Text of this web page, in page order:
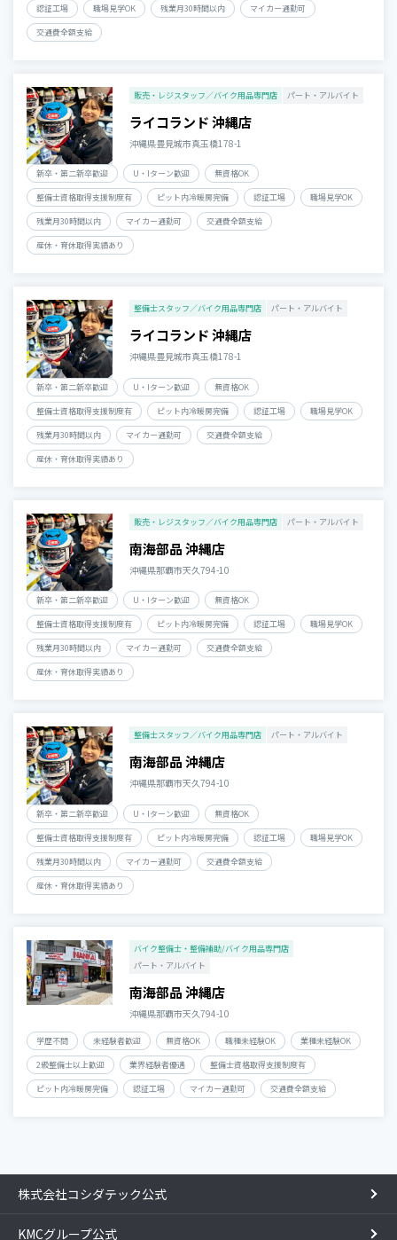
認証工場 職場見学OK 残業月30時間以内 マイカー通勤可
交通費全額支給
販売・レジスタッフ／バイク用品専門店 パート・アルバイト
ライコランド 沖縄店
沖縄県豊見城市真玉橋178-1
新卒・第二新卒歓迎 U・Iターン歓迎 無資格OK
整備士資格取得支援制度有 ピット内冷暖房完備 認証工場 職場見学OK
残業月30時間以内 マイカー通勤可 交通費全額支給
産休・育休取得実績あり
整備士スタッフ／バイク用品専門店 パート・アルバイト
ライコランド 沖縄店
沖縄県豊見城市真玉橋178-1
新卒・第二新卒歓迎 U・Iターン歓迎 無資格OK
整備士資格取得支援制度有 ピット内冷暖房完備 認証工場 職場見学OK
残業月30時間以内 マイカー通勤可 交通費全額支給
産休・育休取得実績あり
販売・レジスタッフ／バイク用品専門店 パート・アルバイト
南海部品 沖縄店
沖縄県那覇市天久794-10
新卒・第二新卒歓迎 U・Iターン歓迎 無資格OK
整備士資格取得支援制度有 ピット内冷暖房完備 認証工場 職場見学OK
残業月30時間以内 マイカー通勤可 交通費全額支給
産休・育休取得実績あり
整備士スタッフ／バイク用品専門店 パート・アルバイト
南海部品 沖縄店
沖縄県那覇市天久794-10
新卒・第二新卒歓迎 U・Iターン歓迎 無資格OK
整備士資格取得支援制度有 ピット内冷暖房完備 認証工場 職場見学OK
残業月30時間以内 マイカー通勤可 交通費全額支給
産休・育休取得実績あり
バイク整備士・整備補助/バイク用品専門店
パート・アルバイト
南海部品 沖縄店
沖縄県那覇市天久794-10
学歴不問 未経験者歓迎 無資格OK 職種未経験OK 業種未経験OK
2級整備士以上歓迎 業界経験者優遇 整備士資格取得支援制度有
ピット内冷暖房完備 認証工場 マイカー通勤可 交通費全額支給
株式会社コシダテック公式
KMCグループ公式